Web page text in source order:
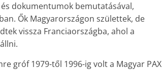
dokumentumok bemutatásával,
Ők Magyarországon születtek, de
vissza Franciaországba, ahol a
gróf 1979-től 1996-ig volt a Magyar PAX